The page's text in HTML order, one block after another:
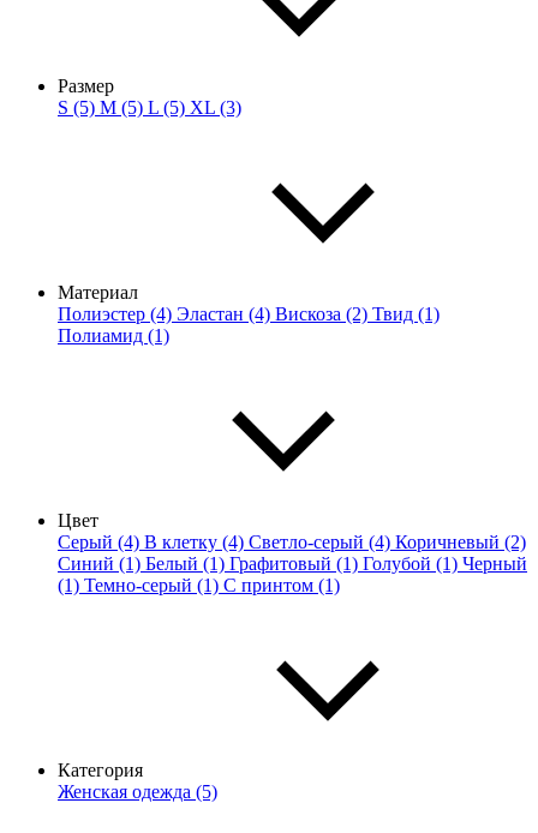
Размер
S (5) M (5) L (5) XL (3)
Материал
Полиэстер (4) Эластан (4) Вискоза (2) Твид (1)
Полиамид (1)
Цвет
Серый (4) В клетку (4) Светло-серый (4) Коричневый (2)
Синий (1) Белый (1) Графитовый (1) Голубой (1) Черный
(1) Темно-серый (1) С принтом (1)
Категория
Женская одежда (5)